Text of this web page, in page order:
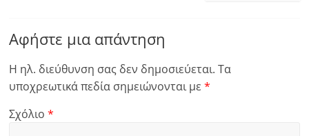
Αφήστε μια απάντηση
Η ηλ. διεύθυνση σας δεν δημοσιεύεται. Τα
υποχρεωτικά πεδία σημειώνονται με*
Σχόλιο*